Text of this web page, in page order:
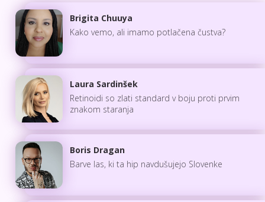
Brigita Chuuya
Kako vemo, ali imamo potlačena čustva?
Laura Sardinšek
Retinoidi so zlati standard v boju proti prvim
znakom staranja
Boris Dragan
Barve las, ki ta hip navdušujejo Slovenke